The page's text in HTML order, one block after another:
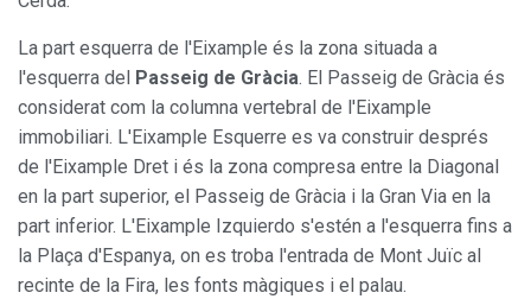
La part esquerra de l'Eixample és la zona situada a
l'esquerra del Passeig de Gràcia. El Passeig de Gràcia és
considerat com la columna vertebral de l'Eixample
immobiliari. L'Eixample Esquerre es va construir després
de l'Eixample Dret i és la zona compresa entre la Diagonal
en la part superior, el Passeig de Gràcia i la Gran Via en la
part inferior. L'Eixample Izquierdo s'estén a l'esquerra fins a
la Plaça d'Espanya, on es troba l'entrada de Mont Juïc al
recinte de la Fira, les fonts màgiques i el palau.